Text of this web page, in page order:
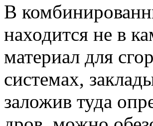
В
находится не в
материал для
системах,
заложив туда